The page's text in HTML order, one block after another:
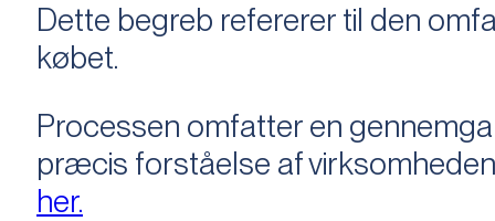
Dette begreb refererer til den
købet.
Processen omfatter en
præcis forståelse af
her.